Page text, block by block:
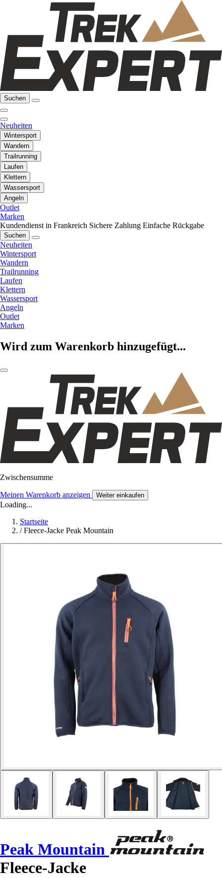
Suchen
Neuheiten
Wintersport
Wandern
Trailrunning
Laufen
Klettern
Wassersport
Angeln
Outlet
Marken
Kundendienst in Frankreich Sichere Zahlung Einfache Rückgabe
Suchen
Neuheiten
Wintersport
Wandern
Trailrunning
Laufen
Klettern
Wassersport
Angeln
Outlet
Marken
Wird zum Warenkorb hinzugefügt...
Zwischensumme
Meinen Warenkorb anzeigen Weiter einkaufen
Loading...
Startseite
/ Fleece-Jacke Peak Mountain
Peak Mountain
Fleece-Jacke